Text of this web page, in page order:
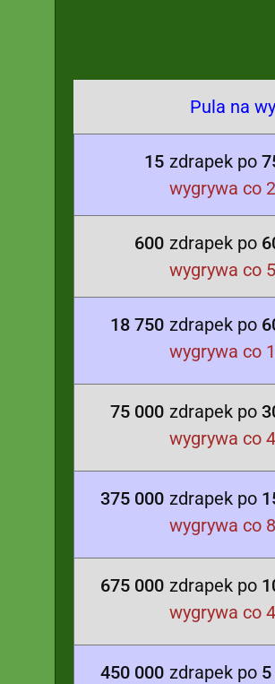
Pula na
15 zdrapek po
wygrywa co
600 zdrapek po
wygrywa co
18 750 zdrapek po
wygrywa co
75 000 zdrapek po
wygrywa co
375 000 zdrapek po
wygrywa co
675 000 zdrapek po
wygrywa co
450 000 zdrapek po 5